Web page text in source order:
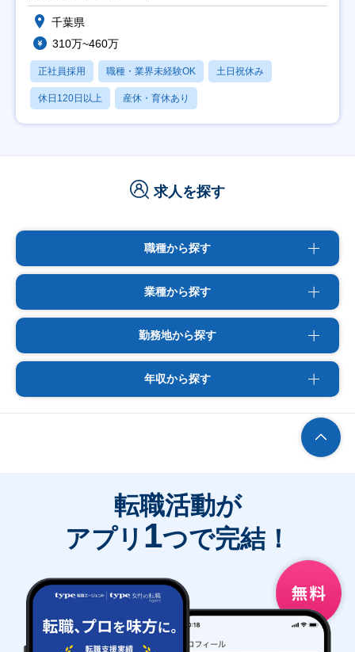
千葉県
310万~460万
正社員採用 職種・業界未経験OK 土日祝休み
休日120日以上 産休・育休あり
求人を探す
職種から探す
業種から探す
勤務地から探す
年収から探す
転職活動が
アプリ 1つで完結！